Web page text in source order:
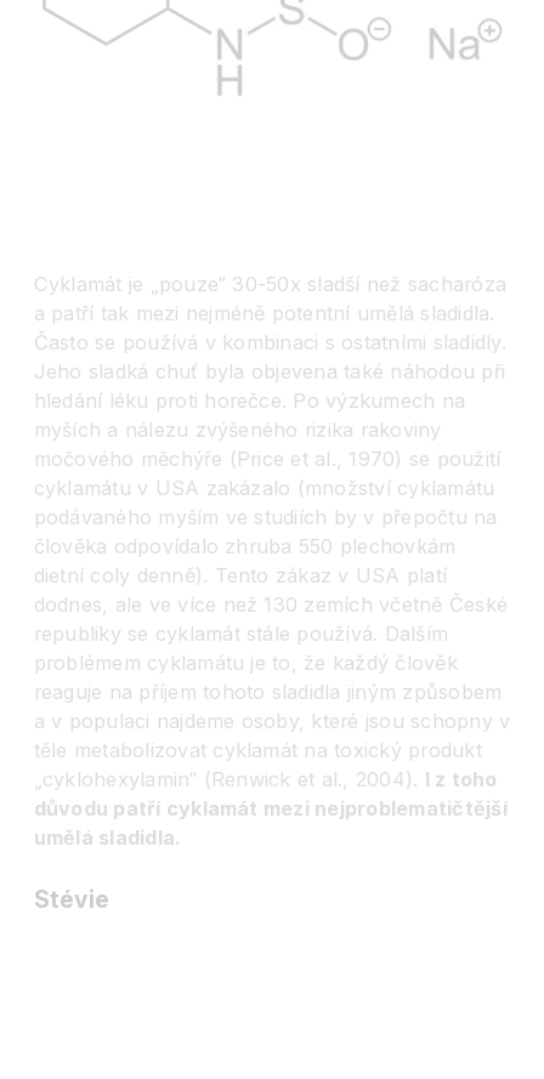
Cyklamát je „pouze“ 30-50x sladší než sacharóza
a patří tak mezi nejméně potentní umělá sladidla.
Často se používá v kombinaci s ostatními sladidly.
Jeho sladká chuť byla objevena také náhodou při
hledání léku proti horečce. Po výzkumech na
myších a nálezu zvýšeného rizika rakoviny
močového měchýře (Price et al., 1970) se použití
cyklamátu v USA zakázalo (množství cyklamátu
podávaného myším ve studiích by v přepočtu na
člověka odpovídalo zhruba 550 plechovkám
dietní coly denně). Tento zákaz v USA platí
dodnes, ale ve více než 130 zemích včetně České
republiky se cyklamát stále používá. Dalším
problémem cyklamátu je to, že každý člověk
reaguje na příjem tohoto sladidla jiným způsobem
a v populaci najdeme osoby, které jsou schopny v
těle metabolizovat cyklamát na toxický produkt
„cyklohexylamin“ (Renwick et al., 2004). I z toho
důvodu patří cyklamát mezi nejproblematičtější
umělá sladidla.
Stévie